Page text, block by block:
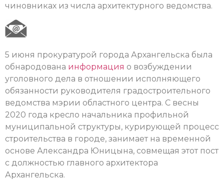
чиновниках из числа архитектурного ведомства.
5 июня прокуратурой города Архангельска была
обнародована информация о возбуждении
уголовного дела в отношении исполняющего
обязанности руководителя градостроительного
ведомства мэрии областного центра. С весны
2020 года кресло начальника профильной
муниципальной структуры, курирующей процесс
строительства в городе, занимает на временной
основе Александра Юницына, совмещая этот пост
с должностью главного архитектора
Архангельска.